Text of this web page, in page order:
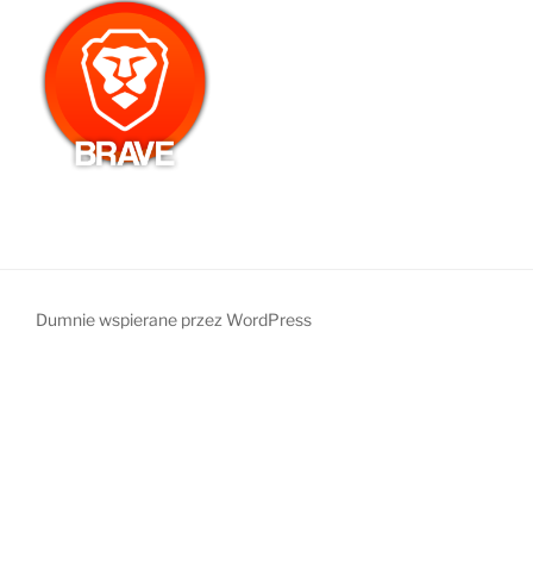
Dumnie wspierane przez WordPress